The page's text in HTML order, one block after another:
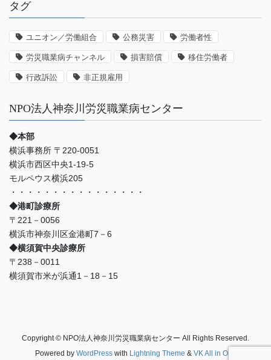
定
の
事
な
ど
タグ
ユニオン／労働組合 公務災害 労働者性
労災職業病チャンネル 損害賠償 移住労働者
行政訴訟 非正規雇用
NPO法人神奈川労災職業病センター
◆本部
横浜事務所 〒220-0051
横浜市西区中央1-19-5
モルペウス横浜205
・・・・・・・・・・・・・・・・
◆港町診療所
〒221－0056
横浜市神奈川区金港町7－6
◆横須賀中央診療所
〒238－0011
横須賀市米が浜通1－18－15
Copyright © NPO法人神奈川労災職業病センター All Rights Reserved.
Powered by WordPresswith Lightning Theme & VK All in One